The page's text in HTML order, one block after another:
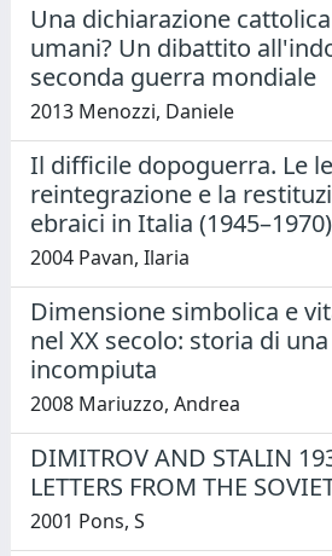
Una dichiarazione
umani? Un dibattito
seconda guerra mondiale
2013 Menozzi, Daniele
Il difficile dopoguerra. Le
reintegrazione e la
ebraici in Italia (1945–1970)
2004 Pavan, Ilaria
Dimensione simbolica e
nel XX secolo: storia di
incompiuta
2008 Mariuzzo, Andrea
DIMITROV AND STALIN
LETTERS FROM THE
2001 Pons, S